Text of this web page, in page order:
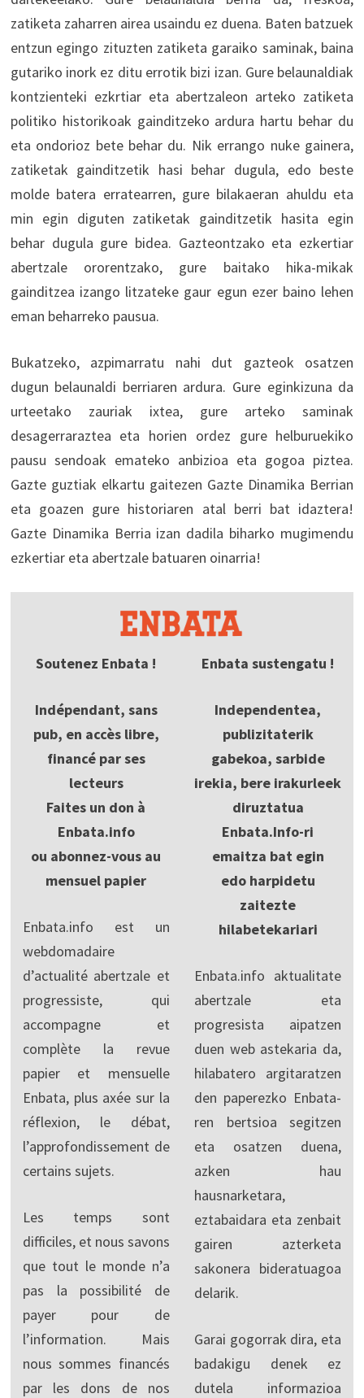
zatiketa zaharren airea usaindu ez duena. Baten batzuek
entzun egingo zituzten zatiketa garaiko saminak, baina
gutariko inork ez ditu errotik bizi izan. Gure belaunaldiak
kontzienteki ezkrtiar eta abertzaleon arteko zatiketa
politiko historikoak gainditzeko ardura hartu behar du
eta ondorioz bete behar du. Nik errango nuke gainera,
zatiketak gainditzetik hasi behar dugula, edo beste
molde batera erratearren, gure bilakaeran ahuldu eta
min egin diguten zatiketak gainditzetik hasita egin
behar dugula gure bidea. Gazteontzako eta ezkertiar
abertzale ororentzako, gure baitako hika-mikak
gainditzea izango litzateke gaur egun ezer baino lehen
eman beharreko pausua.
Bukatzeko, azpimarratu nahi dut gazteok osatzen
dugun belaunaldi berriaren ardura. Gure eginkizuna da
urteetako zauriak ixtea, gure arteko saminak
desagerraraztea eta horien ordez gure helburuekiko
pausu sendoak emateko anbizioa eta gogoa piztea.
Gazte guztiak elkartu gaitezen Gazte Dinamika Berrian
eta goazen gure historiaren atal berri bat idaztera!
Gazte Dinamika Berria izan dadila biharko mugimendu
ezkertiar eta abertzale batuaren oinarria!
Soutenez Enbata !
Indépendant, sans
pub, en accès libre,
financé par ses
lecteurs
Faites un don à
Enbata.info
ou abonnez-vous au
mensuel papier
Enbata.info est un
webdomadaire
d’actualité abertzale et
progressiste, qui
accompagne et
complète la revue
papier et mensuelle
Enbata, plus axée sur la
réflexion, le débat,
l’approfondissement de
certains sujets.
Les temps sont
difficiles, et nous savons
que tout le monde n’a
pas la possibilité de
payer pour de
l’information. Mais
nous sommes financés
par les dons de nos
Enbata sustengatu !
Independentea,
publizitaterik
gabekoa, sarbide
irekia, bere irakurleek
diruztatua
Enbata.Info-ri
emaitza bat egin
edo harpidetu
zaitezte
hilabetekariari
Enbata.info aktualitate
abertzale eta
progresista aipatzen
duen web astekaria da,
hilabatero argitaratzen
den paperezko Enbata-
ren bertsioa segitzen
eta osatzen duena,
azken hau
hausnarketara,
eztabaidara eta zenbait
gairen azterketa
sakonera bideratuagoa
delarik.
Garai gogorrak dira, eta
badakigu denek ez
dutela informazioa